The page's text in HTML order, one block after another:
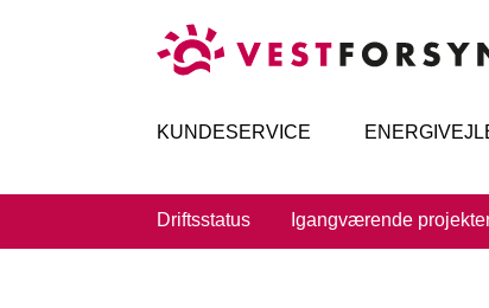
KUNDESERVICE
Driftsstatus Igangværende